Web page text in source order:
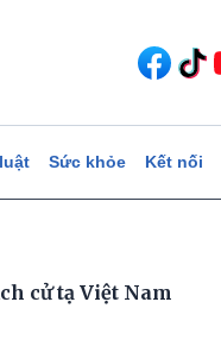
Sức khỏe Kết nối
cử tạ Việt Nam